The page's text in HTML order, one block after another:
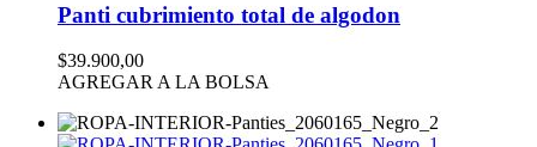
Panti cubrimiento total de algodon
$39.900,00
AGREGAR A LA BOLSA